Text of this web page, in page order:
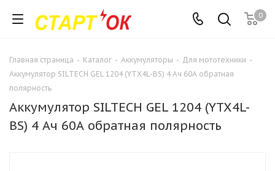
0
Главная страница - Каталог - Аккумуляторы - Для мототехники -
Аккумулятор SILTECH GEL 1204 (YTX4L-BS) 4 Ач 60А обратная
полярность
Аккумулятор SILTECH GEL 1204 (YTX4L-
BS) 4 Ач 60А обратная полярность